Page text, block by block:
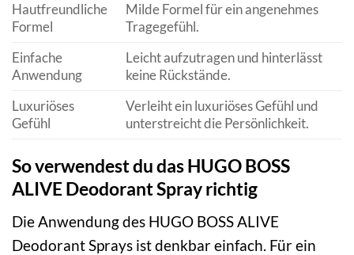
Hautfreundliche
Formel
Milde Formel für ein angenehmes
Tragegefühl.
Einfache
Anwendung
Leicht aufzutragen und hinterlässt
keine Rückstände.
Luxuriöses
Gefühl
Verleiht ein luxuriöses Gefühl und
unterstreicht die Persönlichkeit.
So verwendest du das HUGO BOSS
ALIVE Deodorant Spray richtig
Die Anwendung des HUGO BOSS ALIVE
Deodorant Sprays ist denkbar einfach. Für ein